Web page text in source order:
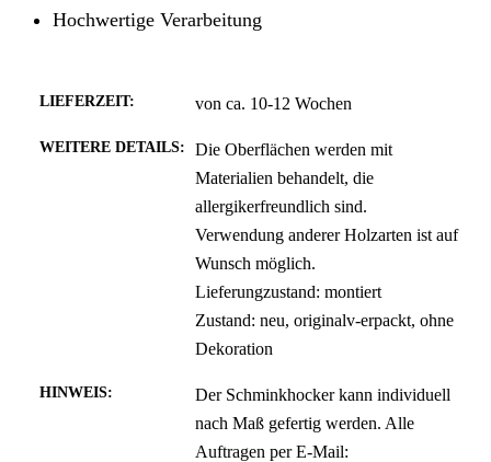
Hochwertige Verarbeitung
LIEFERZEIT: von ca. 10-12 Wochen
WEITERE DETAILS:
Die Oberflächen werden mit
Materialien behandelt, die
allergikerfreundlich sind.
Verwendung anderer Holzarten ist auf
Wunsch möglich.
Lieferungzustand: montiert
Zustand: neu, originalv-erpackt, ohne
Dekoration
HINWEIS:
Der Schminkhocker kann individuell
nach Maß gefertig werden. Alle
Auftragen per E-Mail: